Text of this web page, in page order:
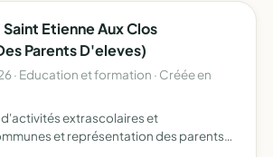
Etienne Aux Clos
Parents D'eleves)
· Education et formation · Créée en
extrascolaires et
et représentation des parents